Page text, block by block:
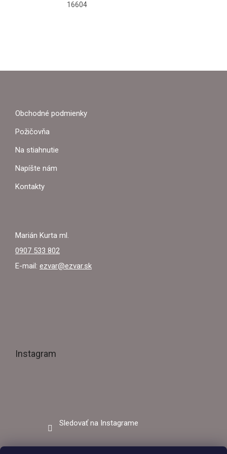
16604
Z
Obchodné podmienky
Požičovňa
Na stiahnutie
Napíšte nám
Kontakty
Marián Kurta ml.
0907 533 802
E-mail: ezvar@ezvar.sk
Instagram
Sledovať na Instagrame